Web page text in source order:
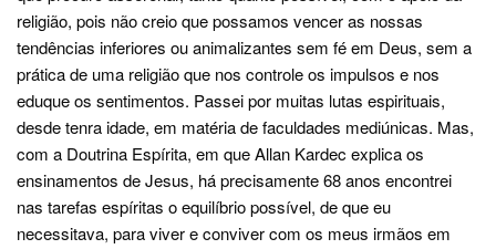
religião, pois não creio que possamos vencer as nossas
tendências inferiores ou animalizantes sem fé em Deus, sem a
prática de uma religião que nos controle os impulsos e nos
eduque os sentimentos. Passei por muitas lutas espirituais,
desde tenra idade, em matéria de faculdades mediúnicas. Mas,
com a Doutrina Espírita, em que Allan Kardec explica os
ensinamentos de Jesus, há precisamente 68 anos encontrei
nas tarefas espíritas o equilíbrio possível, de que eu
necessitava, para viver e conviver com os meus irmãos em